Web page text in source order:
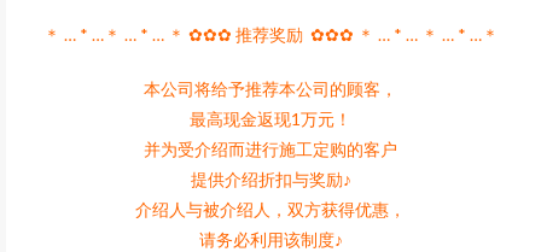
＊ … * …＊ … * … ＊ ✿✿✿ 推荐奖励 ✿✿✿ ＊ … * … ＊ … * …＊
本公司将给予推荐本公司的顾客，
最高现金返现1万元！
并为受介绍而进行施工定购的客户
提供介绍折扣与奖励♪
介绍人与被介绍人，双方获得优惠，
请务必利用该制度♪